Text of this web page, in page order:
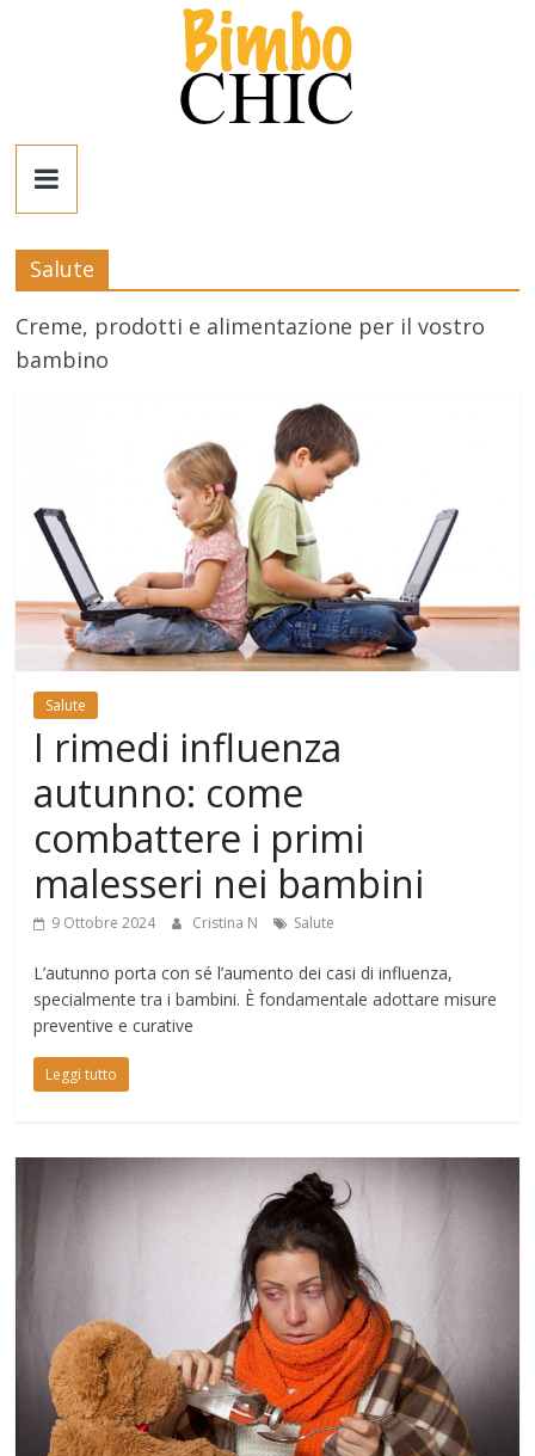
Bimbo
News
News
moda,
mamme,
spettacolo
Mondo
Salute
Creme, prodotti e alimentazione per il vostro
bambino
Salute
I rimedi influenza
autunno: come
combattere i primi
malesseri nei bambini
9 Ottobre 2024 Cristina N Salute
L’autunno porta con sé l’aumento dei casi di influenza,
specialmente tra i bambini. È fondamentale adottare misure
preventive e curative
Leggi tutto